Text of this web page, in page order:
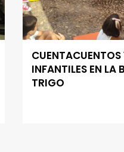
CUENTACUENTOS
INFANTILES EN LA
TRIGO